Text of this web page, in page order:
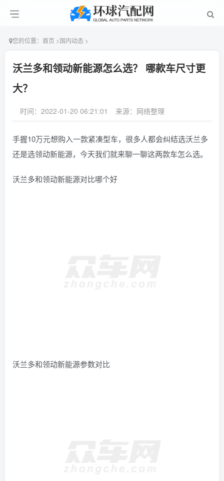
您的位置： 首页 >国内动态 >
沃兰多和领动新能源怎么选？ 哪款车尺寸更
大？
时间：2022-01-20 06:21:01 来源：网络整理
手握10万元想购入一款紧凑型车，很多人都会纠结选沃兰多
还是选领动新能源，今天我们就来聊一聊这两款车怎么选。
沃兰多和领动新能源对比哪个好
沃兰多和领动新能源参数对比